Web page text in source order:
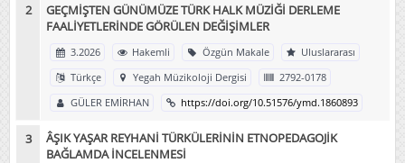
GEÇMİŞTEN GÜNÜMÜZE TÜRK HALK MÜZİĞİ DERLEME
FAALİYETLERİNDE GÖRÜLEN DEĞİŞİMLER
3.2026 Hakemli Özgün Makale
Uluslararası
Türkçe
Yegah Müzikoloji Dergisi
2792-0178
GÜLER EMİRHAN
https://doi.org/10.51576/ymd.1860893
ÂŞIK YAŞAR REYHANİ TÜRKÜLERİNİN ETNOPEDAGOJİK
BAĞLAMDA İNCELENMESİ